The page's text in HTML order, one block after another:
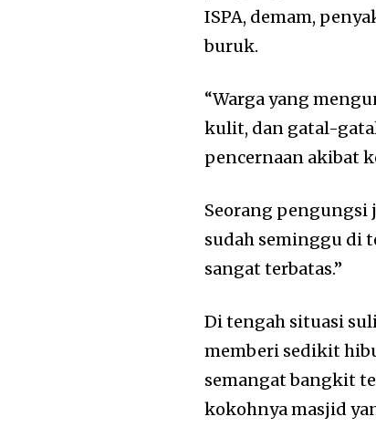
ISPA, demam,
buruk.
“Warga yang
kulit, dan gatal-
pencernaan akibat
Seorang pengungsi
sudah seminggu di
sangat terbatas.”
Di tengah situasi
memberi sedikit
semangat bangkit
kokohnya masjid